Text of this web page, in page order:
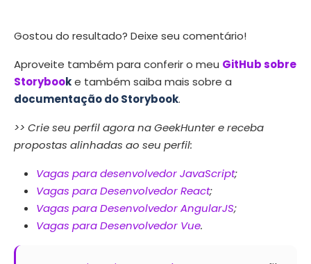
Gostou do resultado? Deixe seu comentário!
Aproveite também para conferir o meu GitHub sobre
Storybooke também saiba mais sobre a
documentação do Storybook.
>> Crie seu perfil agora na GeekHunter e receba
propostas alinhadas ao seu perfil:
Vagas para desenvolvedor JavaScript;
Vagas para Desenvolvedor React;
Vagas para Desenvolvedor AngularJS;
Vagas para Desenvolvedor Vue.